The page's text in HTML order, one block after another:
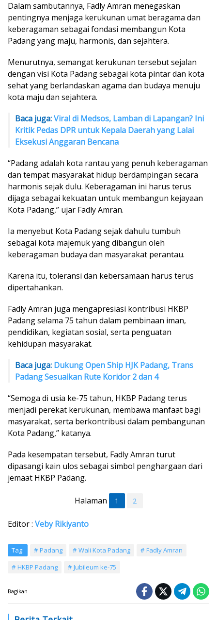
Dalam sambutannya, Fadly Amran menegaskan
pentingnya menjaga kerukunan umat beragama dan
keberagaman sebagai fondasi membangun Kota
Padang yang maju, harmonis, dan sejahtera.
Menurutnya, semangat kerukunan tersebut sejalan
dengan visi Kota Padang sebagai kota pintar dan kota
sehat yang berlandaskan agama dan budaya menuju
kota maju dan sejahtera.
Baca juga:Viral di Medsos, Lamban di Lapangan? Ini
Kritik Pedas DPR untuk Kepala Daerah yang Lalai
Eksekusi Anggaran Bencana
“Padang adalah kota rantau yang penuh keberagaman
dan tempat masyarakat hidup berdampingan secara
harmonis sejak dulu. Keberagaman ini harus terus
dijaga sebagai kekuatan untuk membangun kejayaan
Kota Padang,” ujar Fadly Amran.
Ia menyebut Kota Padang sejak dahulu tumbuh
sebagai kota majemuk yang dibangun oleh
keberagaman budaya dan masyarakat perantau.
Karena itu, toleransi dan kebersamaan harus terus
dipertahankan.
Fadly Amran juga mengapresiasi kontribusi HKBP
Padang selama 75 tahun dalam pembinaan iman,
pendidikan, kegiatan sosial, serta penguatan
kehidupan masyarakat.
Baca juga: Dukung Open Ship HJK Padang, Trans
Padang Sesuaikan Rute Koridor 2 dan 4
“Semoga di usia ke-75 tahun, HKBP Padang terus
menjadi perekat kerukunan, membawa manfaat bagi
masyarakat, serta berkontribusi dalam pembangunan
Kota Padang,” katanya.
Pada kesempatan tersebut, Fadly Amran turut
dipasangi kain ulos sebagai simbol penghargaan dari
jemaat HKBP Padang.
Halaman 1 2
Editor : Veby Rikiyanto
Tag: Padang Wali Kota Padang
Fadly Amran
HKBP Padang
Jubileum ke-75
Bagikan